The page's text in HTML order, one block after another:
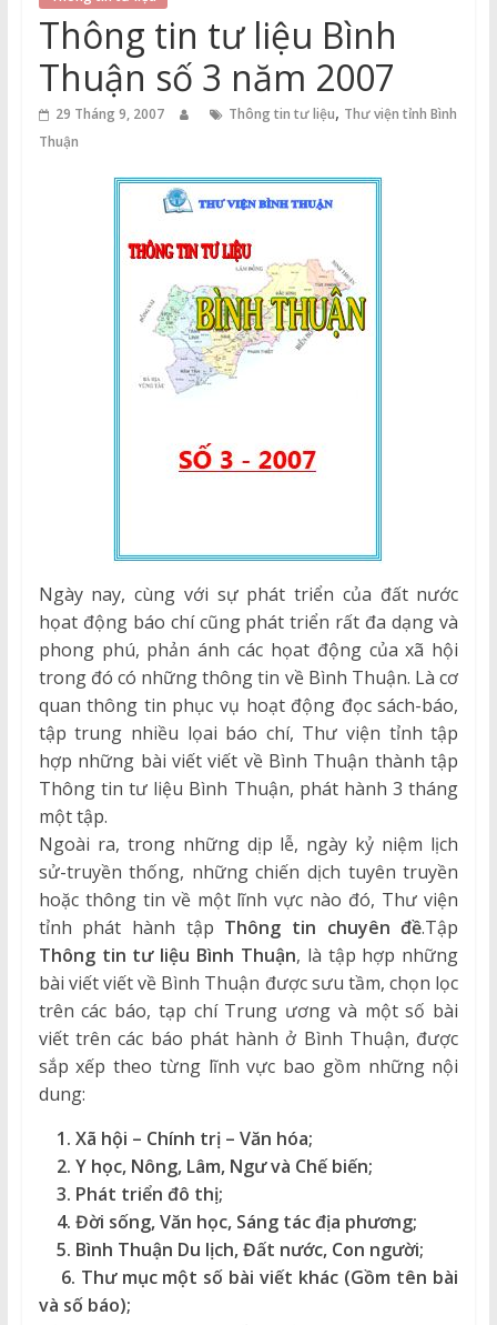
Thuận
Cổng
Vào
Tri
Thức
Thông tin tư liệu Bình
Thuận số 3 năm 2007
29 Tháng 9, 2007 Thông tin tư liệu, Thư viện tỉnh Bình
Thuận
Ngày nay, cùng với sự phát triển của đất nước
họat động báo chí cũng phát triển rất đa dạng và
phong phú, phản ánh các họat động của xã hội
trong đó có những thông tin về Bình Thuận. Là cơ
quan thông tin phục vụ hoạt động đọc sách-báo,
tập trung nhiều lọai báo chí, Thư viện tỉnh tập
hợp những bài viết viết về Bình Thuận thành tập
Thông tin tư liệu Bình Thuận, phát hành 3 tháng
một tập.
Ngoài ra, trong những dịp lễ, ngày kỷ niệm lịch
sử-truyền thống, những chiến dịch tuyên truyền
hoặc thông tin về một lĩnh vực nào đó, Thư viện
tỉnh phát hành tập Thông tin chuyên đề.Tập
Thông tin tư liệu Bình Thuận, là tập hợp những
bài viết viết về Bình Thuận được sưu tầm, chọn lọc
trên các báo, tạp chí Trung ương và một số bài
viết trên các báo phát hành ở Bình Thuận, được
sắp xếp theo từng lĩnh vực bao gồm những nội
dung:
1. Xã hội – Chính trị – Văn hóa;
2. Y học, Nông, Lâm, Ngư và Chế biến;
3. Phát triển đô thị;
4. Đời sống, Văn học, Sáng tác địa phương;
5. Bình Thuận Du lịch, Đất nước, Con người;
6. Thư mục một số bài viết khác (Gồm tên bài
và số báo);